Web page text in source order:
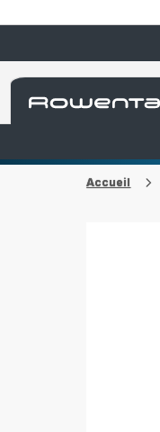
Accueil